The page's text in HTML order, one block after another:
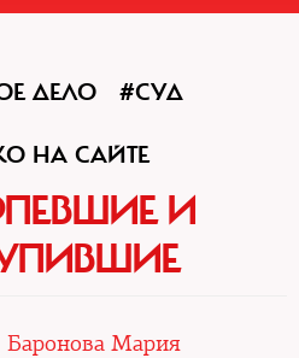
ДЕЛО #СУД
НА САЙТЕ
И
Баронова Мария